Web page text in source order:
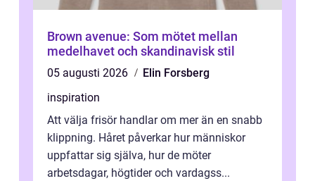
Brown avenue: Som mötet mellan
medelhavet och skandinavisk stil
05 augusti 2026
Elin Forsberg
inspiration
Att välja frisör handlar om mer än en snabb
klippning. Håret påverkar hur människor
uppfattar sig själva, hur de möter
arbetsdagar, högtider och vardagss...